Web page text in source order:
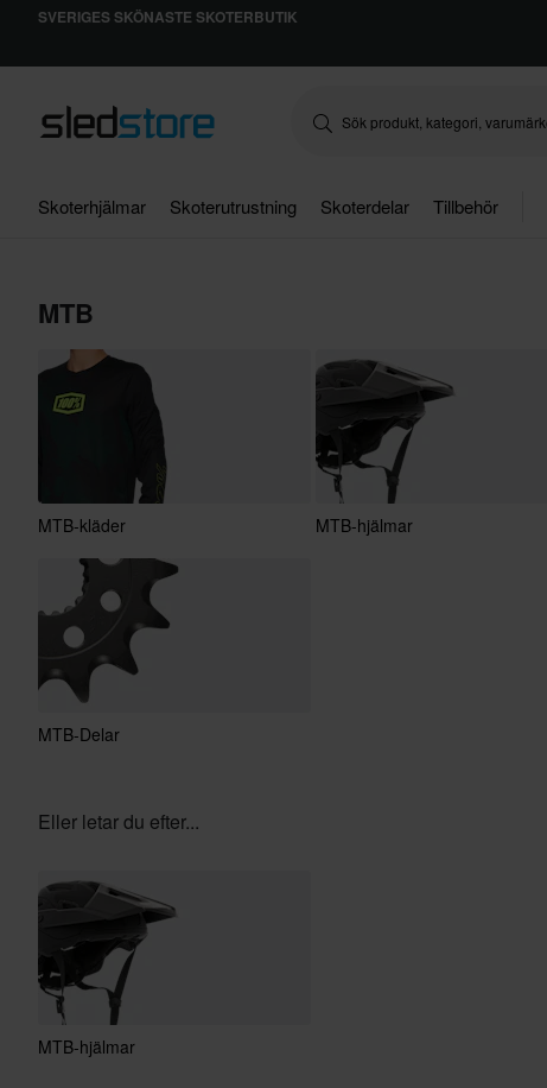
SVERIGES SKÖNASTE SKOTERBUTIK
Skoterhjälmar Skoterutrustning Skoterdelar Tillbehör
MTB
MTB-kläder MTB-hjälmar
MTB-Delar
Eller letar du efter...
MTB-hjälmar